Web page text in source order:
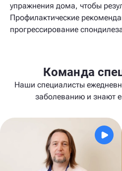
упражнения дома, чтобы
Профилактические
прогрессирование
Команда
Наши специалисты
заболеванию и знают